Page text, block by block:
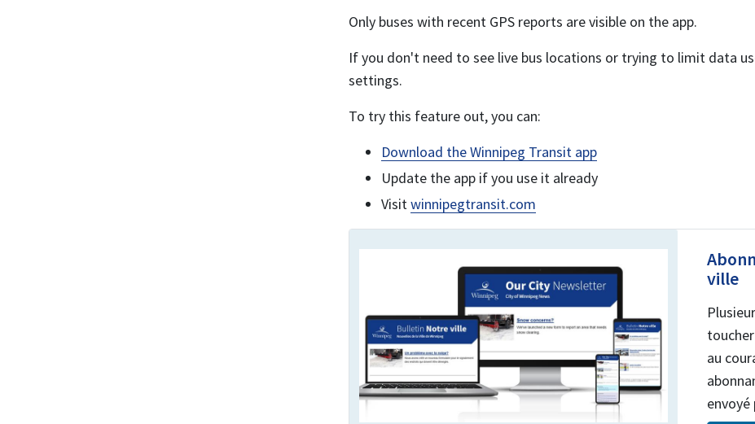
Only buses with recent GPS reports are visible on the app.
If you don't need to see live bus locations or trying to limit data
settings.
To try this feature out, you can:
Download the Winnipeg Transit app
Update the app if you use it already
Visitwinnipegtransit.com
ville
au